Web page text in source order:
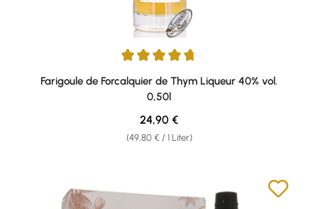
Durchschnittliche Bewertung von 4.87 von 5 Sternen
Farigoule de Forcalquier de Thym Liqueur 40% vol.
0,50l
(49,80 € / 1 Liter)
Regulärer Preis:
24,90 €